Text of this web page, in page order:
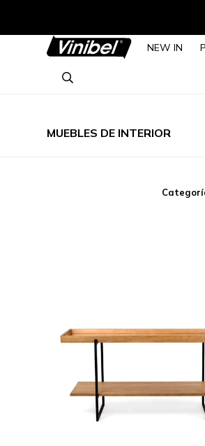
NEW IN
MUEBLES DE INTERIOR